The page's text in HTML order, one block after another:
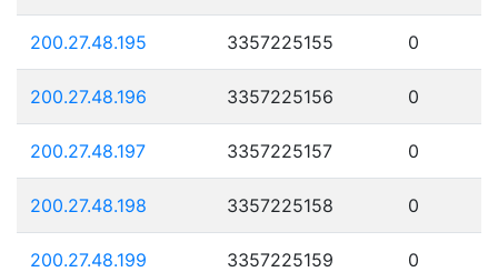
200.27.48.195 3357225155 0
200.27.48.196 3357225156 0
200.27.48.197 3357225157 0
200.27.48.198 3357225158 0
200.27.48.199 3357225159 0